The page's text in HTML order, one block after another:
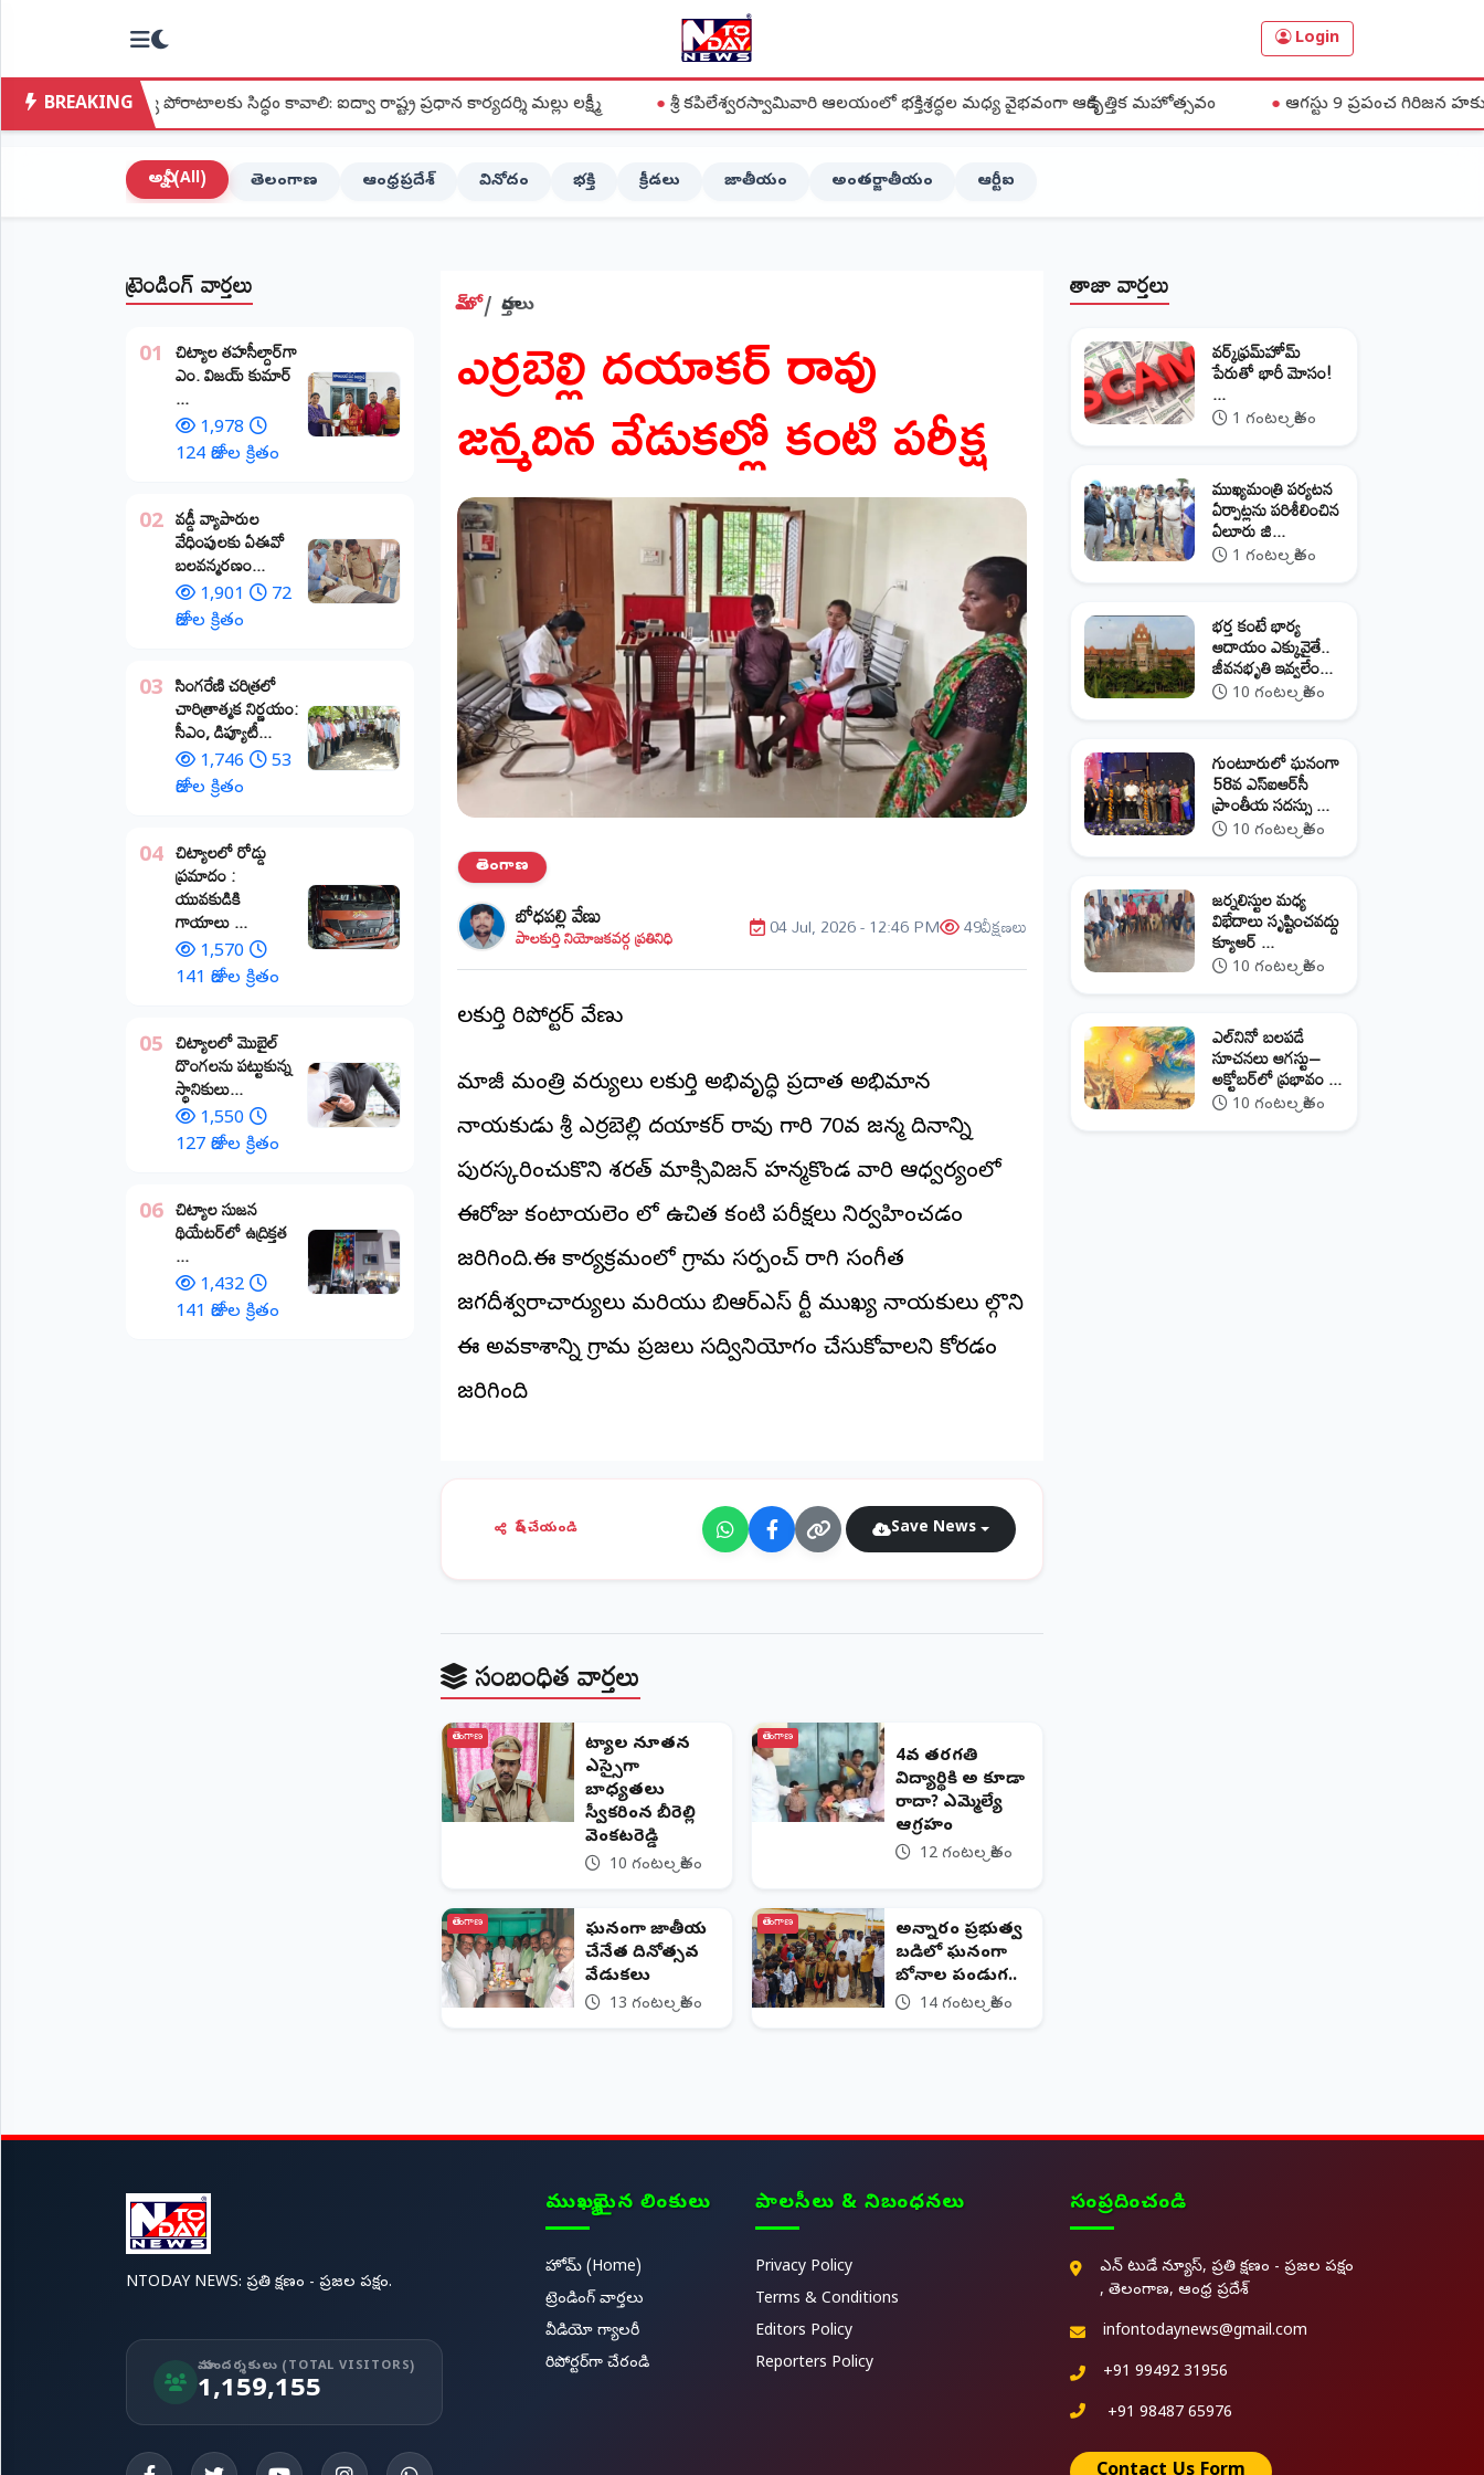
NTODAY×
హోమ్
Login
BREAKING
పోరాటాలకు సిద్ధం కావాలి: ఐద్వా రాష్ట్ర ప్రధాన కార్యదర్శి మల్లు లక్ష్మీ ●శ్రీ కపిలేశ్వరస్వామివారి ఆలయంలో భక్తిశ్రద్ధల మధ్య వైభవంగా ఆడికృత్తిక మహోత్సవం ●ఆగస్టు 9 ప్రపంచ గిరిజన హక్కుల
అన్నీ (All) తెలంగాణ ఆంధ్రప్రదేశ్ వినోదం భక్తి క్రీడలు జాతీయం అంతర్జాతీయం ఆర్టీఐ
ట్రెండింగ్ వార్తలు
01 ​చిట్యాల తహసీల్దార్‌గా
ఎం. విజయ్ కుమార్
...
1,978
124 రోజుల క్రితం
02 వడ్డీ వ్యాపారుల
వేధింపులకు ఏఈవో
బలవన్మరణం...
1,901
72
రోజుల క్రితం
03 ​సింగరేణి చరిత్రలో
చారిత్రాత్మక నిర్ణయం:
సీఎం, డిప్యూటీ...
1,746
53
రోజుల క్రితం
04 చిట్యాలలో రోడ్డు
ప్రమాదం :
యువకుడికి
గాయాలు ​...
1,570
141 రోజుల క్రితం
05 చిట్యాలలో మొబైల్
దొంగలను పట్టుకున్న
స్థానికులు...
1,550
127 రోజుల క్రితం
06 చిట్యాల సుజన
థియేటర్‌లో ఉద్రిక్తత
...
1,432
141 రోజుల క్రితం
హోమ్ వార్తలు
ఎర్రబెల్లి దయాకర్ రావు
జన్మదిన వేడుకల్లో కంటి పరీక్ష
తెలంగాణ
బోధపల్లి వేణు
పాలకుర్తి నియోజకవర్గ ప్రతినిధి 04 Jul, 2026 - 12:46 PM 49వీక్షణలు
పాలకుర్తి రిపోర్టర్ వేణు
మాజీ మంత్రి వర్యులు పాలకుర్తి అభివృద్ధి ప్రదాత అభిమాన
నాయకుడు శ్రీ ఎర్రబెల్లి దయాకర్ రావు గారి 70వ జన్మ దినాన్ని
పురస్కరించుకొని శరత్ మాక్సివిజన్ హన్మకొండ వారి ఆధ్వర్యంలో
ఈరోజు కంటాయపాలెం లో ఉచిత కంటి పరీక్షలు నిర్వహించడం
జరిగింది.ఈ కార్యక్రమంలో గ్రామ సర్పంచ్ రాగి సంగీత
జగదీశ్వరాచార్యులు మరియు బిఆర్ఎస్ పార్టీ ముఖ్య నాయకులు పాల్గొని
ఈ అవకాశాన్ని గ్రామ ప్రజలు సద్వినియోగం చేసుకోవాలని కోరడం
జరిగింది
షేర్ చేయండి Save News
సంబంధిత వార్తలు
తెలంగాణ
​చిట్యాల నూతన
ఎస్సైగా
బాధ్యతలు
స్వీకరించిన బీరెల్లి
వెంకటరెడ్డి
10 గంటల క్రితం
తెలంగాణ
4వ తరగతి
విద్యార్థికి అ కూడా
రాదా? ఎమ్మెల్యే
ఆగ్రహం
12 గంటల క్రితం
తెలంగాణ
ఘనంగా జాతీయ
చేనేత దినోత్సవ
వేడుకలు
13 గంటల క్రితం
తెలంగాణ
అన్నారం ప్రభుత్వ
బడిలో ఘనంగా
బోనాల పండుగ..
14 గంటల క్రితం
తాజా వార్తలు
వర్క్‌ఫ్రమ్‌హోమ్‌
పేరుతో భారీ మోసం!
...
1 గంటల క్రితం
ముఖ్యమంత్రి పర్యటన
ఏర్పాట్లను పరిశీలించిన
ఏలూరు జి...
1 గంటల క్రితం
భర్త కంటే భార్య
ఆదాయం ఎక్కువైతే..
జీవనభృతి ఇవ్వలేం...
10 గంటల క్రితం
గుంటూరులో ఘనంగా
58వ ఎస్‌ఐఆర్‌సీ
ప్రాంతీయ సదస్సు ...
10 గంటల క్రితం
జర్నలిస్టుల మధ్య
విభేదాలు సృష్టించవద్దు
క్యూఆర్‌ ...
10 గంటల క్రితం
ఎల్‌నినో బలపడే
సూచనలు ఆగస్టు–
అక్టోబర్‌లో ప్రభావం ...
10 గంటల క్రితం
NTODAY NEWS: ప్రతి క్షణం - ప్రజల పక్షం.
మా సందర్శకులు (TOTAL VISITORS)
1,159,155
ముఖ్యమైన లింకులు
హోమ్ (Home)
ట్రెండింగ్ వార్తలు
వీడియో గ్యాలరీ
రిపోర్టర్‌గా చేరండి
పాలసీలు & నిబంధనలు
Privacy Policy
Terms & Conditions
Editors Policy
Reporters Policy
సంప్రదించండి
ఎన్ టుడే న్యూస్, ప్రతి క్షణం - ప్రజల పక్షం
, తెలంగాణ, ఆంధ్ర ప్రదేశ్
infontodaynews@gmail.com
+91 99492 31956
+91 98487 65976